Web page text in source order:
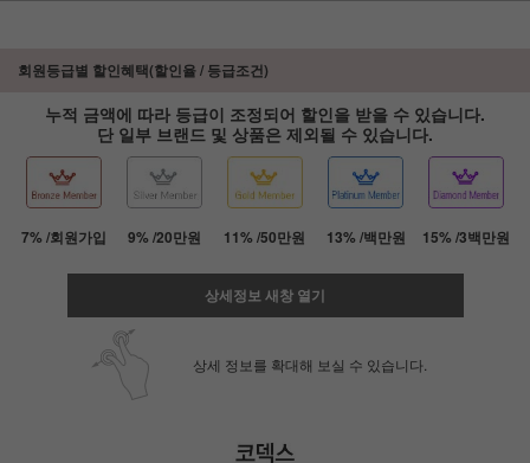
회원등급별 할인혜택(할인율 / 등급조건)
누적 금액에 따라 등급이 조정되어 할인을 받을 수 있습니다.
단 일부 브랜드 및 상품은 제외될 수 있습니다.
7% /회원가입 9% /20만원 11% /50만원 13% /백만원 15% /3백만원
상세정보 새창 열기
상세 정보를 확대해 보실 수 있습니다.